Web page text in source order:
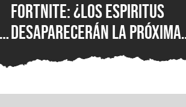
Fortnite: ¿los espiritus
desaparecerán la próxima
temporada? Epic Games
confirmó su futuro y hay
más novedades en camino